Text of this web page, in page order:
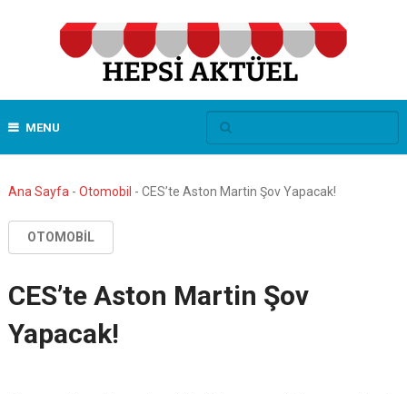
MENU
Ana Sayfa - Otomobil - CES’te Aston Martin Şov Yapacak!
OTOMOBIL
CES’te Aston Martin Şov
Yapacak!